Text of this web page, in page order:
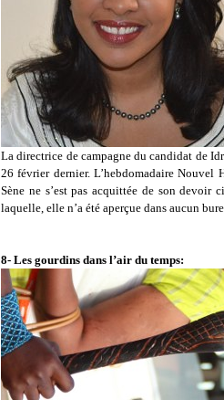
La directrice de campagne du candidat de
26 février dernier. L’hebdomadaire
Sène ne s’est pas acquittée de son devoir
laquelle, elle n’a été aperçue dans aucun
8- Les gourdins dans l’air du temps: